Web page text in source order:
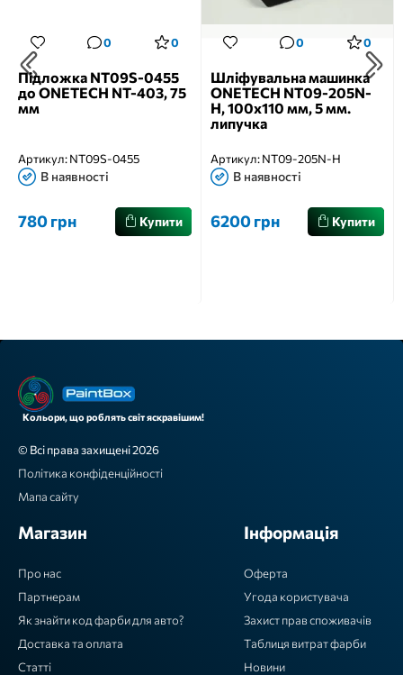
0 0
Підложка NT09S-0455
до ONETECH NT-403, 75
мм
Артикул:NT09S-0455
В наявності
780 грн Купити
0 0
Шліфувальна машинка
ONETECH NT09-205N-
H, 100x110 мм, 5 мм.
липучка
Артикул:NT09-205N-H
В наявності
6200 грн Купити
Кольори, що роблять світ яскравішим!
© Всі права захищені 2026
Політика конфіденційності
Мапа сайту
Магазин
Про нас
Партнерам
Як знайти код фарби для авто?
Доставка та оплата
Статті
Інформація
Оферта
Угода користувача
Захист прав споживачів
Таблиця витрат фарби
Новини